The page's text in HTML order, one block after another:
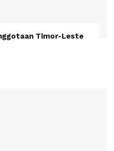
Timor-Leste